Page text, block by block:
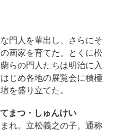
門人を輩出し、さらにそ
画家を育てた。とくに松
らの門人たちは明治に入
じめ各地の展覧会に積極
を盛り立てた。
まつ・しゅんけい
れ。立松義之の子。通称